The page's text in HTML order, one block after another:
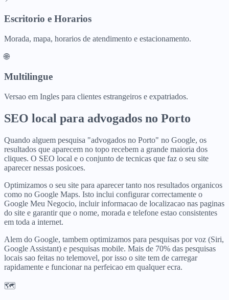
Escritorio e Horarios
Morada, mapa, horarios de atendimento e estacionamento.
🌐
Multilingue
Versao em Ingles para clientes estrangeiros e expatriados.
SEO local para advogados no Porto
Quando alguem pesquisa "advogados no Porto" no Google, os
resultados que aparecem no topo recebem a grande maioria dos
cliques. O SEO local e o conjunto de tecnicas que faz o seu site
aparecer nessas posicoes.
Optimizamos o seu site para aparecer tanto nos resultados organicos
como no Google Maps. Isto inclui configurar correctamente o
Google Meu Negocio, incluir informacao de localizacao nas paginas
do site e garantir que o nome, morada e telefone estao consistentes
em toda a internet.
Alem do Google, tambem optimizamos para pesquisas por voz (Siri,
Google Assistant) e pesquisas mobile. Mais de 70% das pesquisas
locais sao feitas no telemovel, por isso o site tem de carregar
rapidamente e funcionar na perfeicao em qualquer ecra.
🗺️